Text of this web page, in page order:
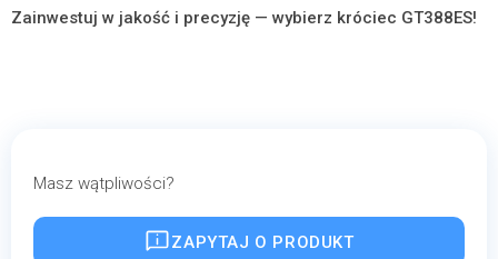
Zainwestuj w jakość i precyzję — wybierz króciec GT388ES!
Masz wątpliwości?
ZAPYTAJ O PRODUKT